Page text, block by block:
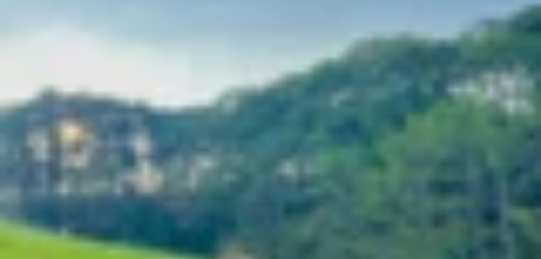
So Sánh
Tin MớiĐánh Giá - Trên TaySo Sánh Tư vấn Khuyến
mãi
Thủ thuậtHỏi đápApp - Game Thông báoKhách
hàng - Sự kiện
So sánh Vivo X200 Pro mini và
OPPO Find X8s: Smartphone nhỏ